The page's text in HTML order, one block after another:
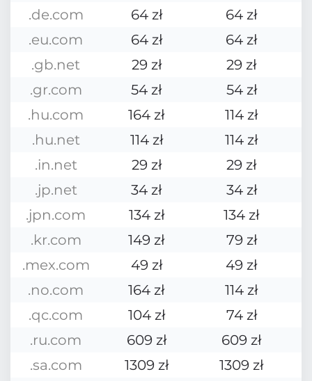
.de.com
64 zł
64 zł
.eu.com
64 zł
64 zł
.gb.net
29 zł
29 zł
.gr.com
54 zł
54 zł
.hu.com
164 zł
114 zł
.hu.net
114 zł
114 zł
.in.net
29 zł
29 zł
.jp.net
34 zł
34 zł
.jpn.com
134 zł
134 zł
.kr.com
149 zł
79 zł
.mex.com
49 zł
49 zł
.no.com
164 zł
114 zł
.qc.com
104 zł
74 zł
.ru.com
609 zł
609 zł
.sa.com
1309 zł 1309 zł